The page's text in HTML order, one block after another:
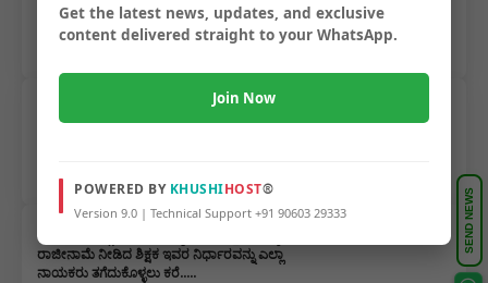
ಬ್ಯಾಹಟ್ಟಿಯಲ್ಲಿ ಪತ್ನಿ ಕಿರುಕುಳಕ್ಕೆ ಬೇಸತ್ತು ಪತಿ ಆತ್ಮಹತ್ಯೆ ನೇಣು
ಬಿಗಿದುಕೊಂಡು ಆತ್ಮಹತ್ಯೆ…..
ವರ್ಗಾವಣೆಯಲ್ಲಿ ಶಿಕ್ಷಕರಿಗೆ ಅನ್ಯಾಯ ಬೇಸತ್ತು ಸಂಘಕ್ಕೆ
ರಾಜೀನಾಮೆ ನೀಡಿದ ಶಿಕ್ಷಕ ಇವರ ನಿರ್ಧಾರವನ್ನು ಎಲ್ಲಾ
ನಾಯಕರು ತಗೆದುಕೊಳ್ಳಲು ಕರೆ…..
SEND NEWS
Get the latest news, updates, and exclusive
content delivered straight to your WhatsApp.
Join Now
POWERED BY KHUSHIHOST®
Version 9.0 | Technical Support +91 90603 29333